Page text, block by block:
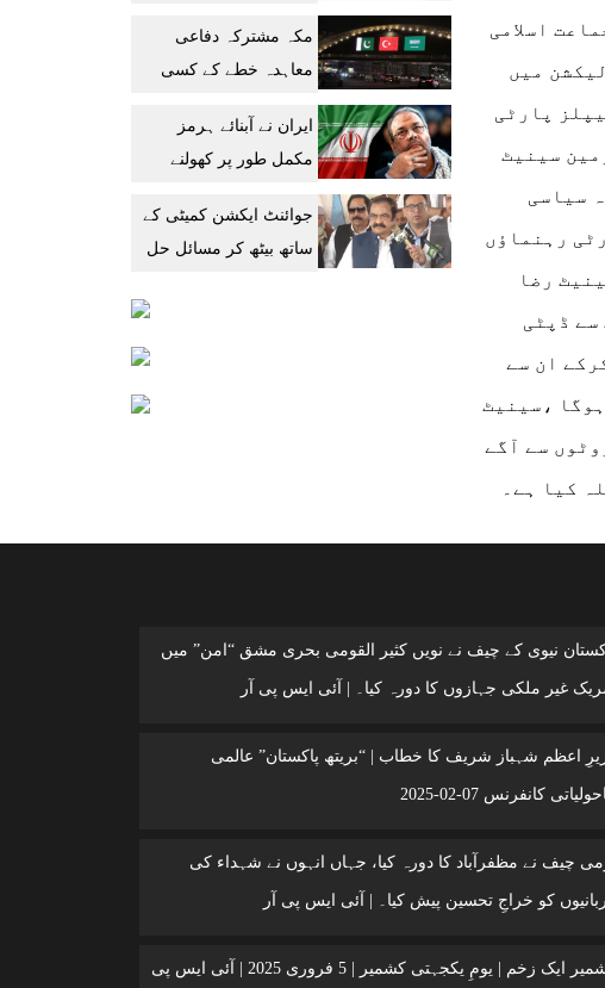
اسلامی
میں
پارٹی
سینیٹ
سیاسی
رہنماؤں
رضا
سے ڈپٹی
ان سے
،سینیٹ
سے آگے
کیا ہے۔
اظہار
مکہ مشترکہ دفاعی
معاہدہ خطے کے کسی
سعودی عہدیدار
ایران نے آبنائے ہرمز
مکمل طور پر کھولنے
پیش کر دیں
جوائنٹ ایکشن کمیٹی کے
ساتھ بیٹھ کر مسائل حل
نیوی کے چیف نے نویں کثیر القومی بحری مشق “امن” میں
غیر ملکی جہازوں کا دورہ کیا۔ | آئی ایس پی آر
اعظم شہباز شریف کا خطاب | “بریتھ پاکستان” عالمی
کانفرنس 07-02-2025
چیف نے مظفرآباد کا دورہ کیا، جہاں انہوں نے شہداء کی
کو خراجِ تحسین پیش کیا۔ | آئی ایس پی آر
کشمیر ایک زخم | یومِ یکجہتی کشمیر | 5 فروری 2025 | آئی ایس پی